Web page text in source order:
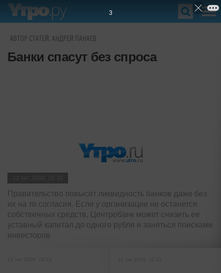
АВТОР СТАТЕЙ: АНДРЕЙ ПАНАЕВ
Банки спасут без спроса
Правительство повысит ликвидность банков даже без
их на то согласия. Если у организации не останется
собственных средств, Центробанк может снизить ее
уставный капитал до одного рубля и заняться поисками
инвесторов
2